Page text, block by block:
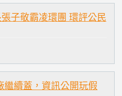
張子敬霸凌環團 環評公民
繼續蓋，資訊公開玩假